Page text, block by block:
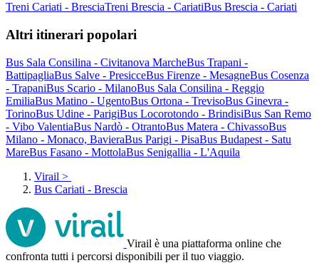
Treni Cariati - BresciaTreni Brescia - CariatiBus Brescia - Cariati
Altri itinerari popolari
Bus Sala Consilina - Civitanova MarcheBus Trapani -
BattipagliaBus Salve - PresicceBus Firenze - MesagneBus Cosenza
- TrapaniBus Scario - MilanoBus Sala Consilina - Reggio
EmiliaBus Matino - UgentoBus Ortona - TrevisoBus Ginevra -
TorinoBus Udine - ParigiBus Locorotondo - BrindisiBus San Remo
- Vibo ValentiaBus Nardò - OtrantoBus Matera - ChivassoBus
Milano - Monaco, BavieraBus Parigi - PisaBus Budapest - Satu
MareBus Fasano - MottolaBus Senigallia - L'Aquila
Virail >
Bus Cariati - Brescia
Virail è una piattaforma online che
confronta tutti i percorsi disponibili per il tuo viaggio.